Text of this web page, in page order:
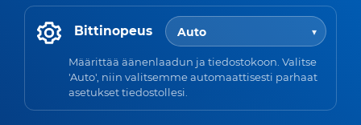
Bittinopeus
Määrittää äänenlaadun ja tiedostokoon. Valitse
'Auto', niin valitsemme automaattisesti parhaat
asetukset tiedostollesi.